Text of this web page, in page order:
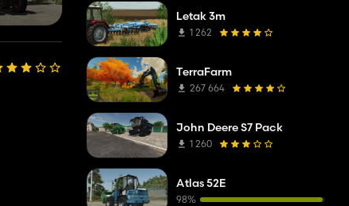
Letak 3m
1 262
TerraFarm
267 664
John Deere S7 Pack
1 260
Atlas 52E
98%